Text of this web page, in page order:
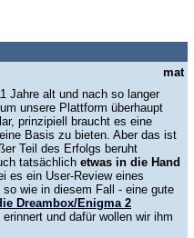
mat
Jahre alt und nach so langer
unsere Plattform überhaupt
prinzipiell braucht es eine
Basis zu bieten. Aber das ist
Teil des Erfolgs beruht
tatsächlich etwas in die Hand
es ein User-Review eines
wie in diesem Fall - eine gute
Dreambox/Enigma 2
und dafür wollen wir ihm